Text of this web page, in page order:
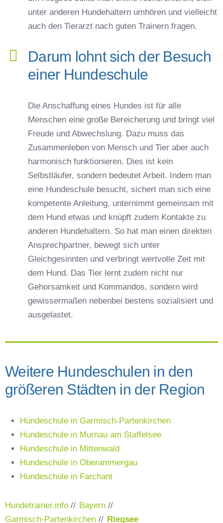
unter anderen Hundehaltern umhören und vielleicht
auch den Tierarzt nach guten Trainern fragen.
Darum lohnt sich der Besuch
einer Hundeschule
Die Anschaffung eines Hundes ist für alle
Menschen eine große Bereicherung und bringt viel
Freude und Abwechslung. Dazu muss das
Zusammenleben von Mensch und Tier aber auch
harmonisch funktionieren. Dies ist kein
Selbstläufer, sondern bedeutet Arbeit. Indem man
eine Hundeschule besucht, sichert man sich eine
kompetente Anleitung, unternimmt gemeinsam mit
dem Hund etwas und knüpft zudem Kontakte zu
anderen Hundehaltern. So hat man einen direkten
Ansprechpartner, bewegt sich unter
Gleichgesinnten und verbringt wertvolle Zeit mit
dem Hund. Das Tier lernt zudem nicht nur
Gehorsamkeit und Kommandos, sondern wird
gewissermaßen nebenbei bestens sozialisiert und
ausgelastet.
Weitere Hundeschulen in den
größeren Städten in der Region
Hundeschule in Garmisch-Partenkirchen
Hundeschule in Murnau am Staffelsee
Hundeschule in Mittenwald
Hundeschule in Oberammergau
Hundeschule in Farchant
Hundetrainer.info // Bayern //
Garmisch-Partenkirchen // Riegsee